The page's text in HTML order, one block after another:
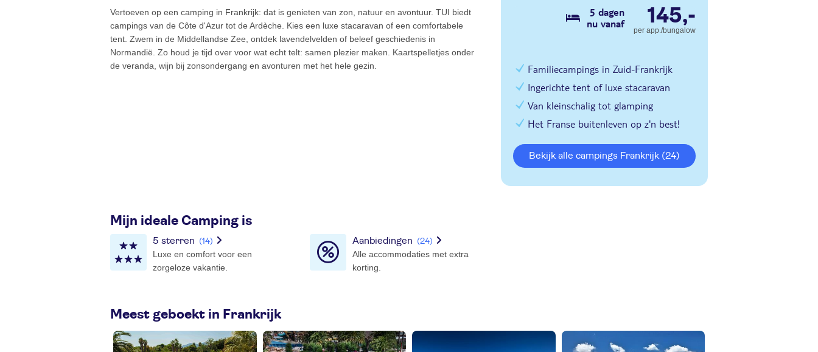
Vertoeven op een camping in Frankrijk: dat is genieten van zon, natuur en avontuur. TUI biedt
campings van de Côte d'Azur tot de Ardèche. Kies een luxe stacaravan of een comfortabele
tent. Zwem in de Middellandse Zee, ontdek lavendelvelden of beleef geschiedenis in
Normandië. Zo houd je tijd over voor wat echt telt: samen plezier maken. Kaartspelletjes onder
de veranda, wijn bij zonsondergang en avonturen met het hele gezin.
5 dagen
nu vanaf
145,-
per app./bungalow
Familiecampings in Zuid-Frankrijk
Ingerichte tent of luxe stacaravan
Van kleinschalig tot glamping
Het Franse buitenleven op z'n best!
Bekijk alle campings Frankrijk (24)
Mijn ideale Camping is
5 sterren (14)
Luxe en comfort voor een
zorgeloze vakantie.
Aanbiedingen (24)
Alle accommodaties met extra
korting.
Meest geboekt in Frankrijk